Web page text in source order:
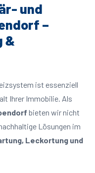
und
–
&
ist essenziell
Ihrer Immobilie. Als
bieten wir nicht
Lösungen im
Leckortung und